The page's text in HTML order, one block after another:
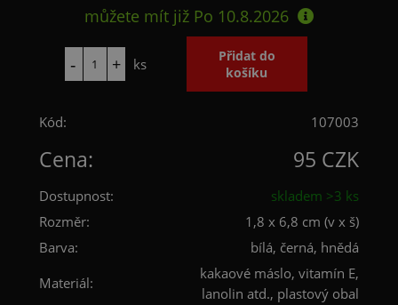
můžete mít již Po 10.8.2026
ks
Kód: 107003
Cena: 95 CZK
Dostupnost:
skladem >3 ks
Rozměr:
1,8 x 6,8 cm (v x š)
Barva:
bílá, černá, hnědá
Materiál:
kakaové máslo, vitamín E,
lanolin atd., plastový obal